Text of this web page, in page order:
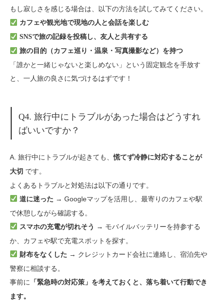
もし寂しさを感じる場合は、以下の方法を試してみてください。
カフェや観光地で現地の人と会話を楽しむ
SNSで旅の記録を投稿し、友人と共有する
旅の目的（カフェ巡り・温泉・写真撮影など）を持つ
「誰かと一緒じゃないと楽しめない」という固定観念を手放す
と、一人旅の良さに気づけるはずです！
Q4. 旅行中にトラブルがあった場合はどうすれ
ばいいですか？
A. 旅行中にトラブルが起きても、慌てず冷静に対応することが
大切 です。
よくあるトラブルと対処法は以下の通りです。
道に迷った → Googleマップを活用し、最寄りのカフェや駅
で休憩しながら確認する。
スマホの充電が切れそう → モバイルバッテリーを持参する
か、カフェや駅で充電スポットを探す。
財布をなくした → クレジットカード会社に連絡し、宿泊先や
警察に相談する。
事前に
「緊急時の対応策」を考えておくと、落ち着いて行動でき
ます。